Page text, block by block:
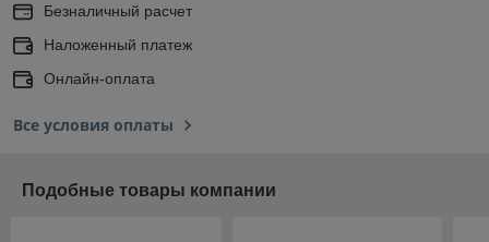
Безналичный расчет
Наложенный платеж
Онлайн-оплата
Все условия оплаты
Подобные товары компании